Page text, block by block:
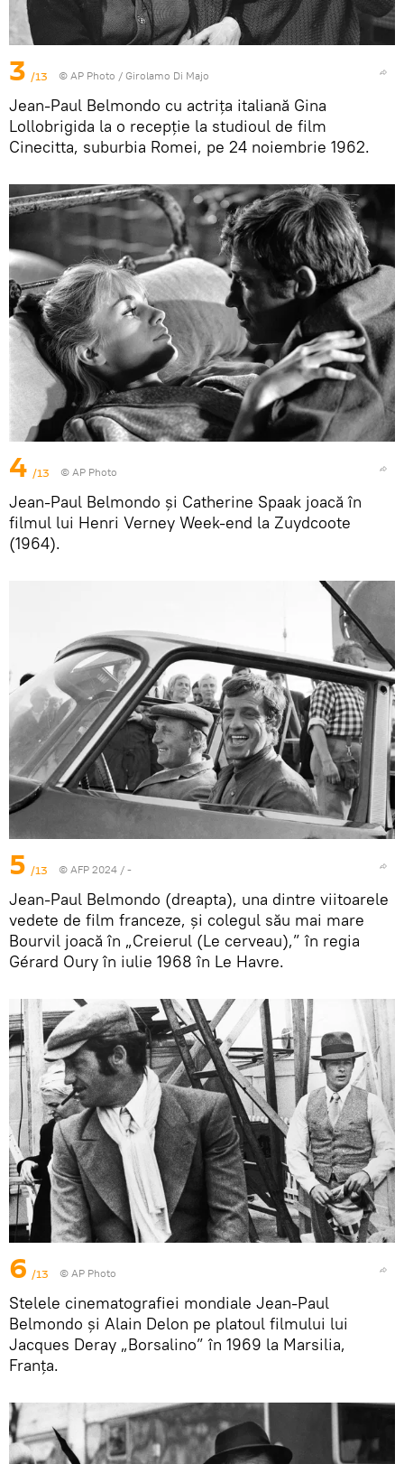
3 /13 © AP Photo / Girolamo Di Majo
Jean-Paul Belmondo cu actrița italiană Gina
Lollobrigida la o recepție la studioul de film
Cinecitta, suburbia Romei, pe 24 noiembrie 1962.
4 /13 © AP Photo
Jean-Paul Belmondo și Catherine Spaak joacă în
filmul lui Henri Verney Week-end la Zuydcoote
(1964).
5 /13 © AFP 2024 / -
Jean-Paul Belmondo (dreapta), una dintre viitoarele
vedete de film franceze, și colegul său mai mare
Bourvil joacă în „Creierul (Le cerveau),” în regia
Gérard Oury în iulie 1968 în Le Havre.
6 /13 © AP Photo
Stelele cinematografiei mondiale Jean-Paul
Belmondo și Alain Delon pe platoul filmului lui
Jacques Deray „Borsalino” în 1969 la Marsilia,
Franța.